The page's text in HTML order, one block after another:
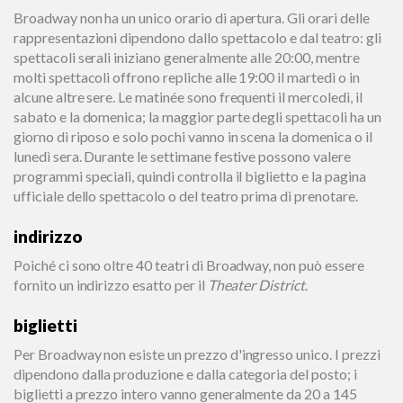
Broadway non ha un unico orario di apertura. Gli orari delle
rappresentazioni dipendono dallo spettacolo e dal teatro: gli
spettacoli serali iniziano generalmente alle 20:00, mentre
molti spettacoli offrono repliche alle 19:00 il martedì o in
alcune altre sere. Le matinée sono frequenti il mercoledì, il
sabato e la domenica; la maggior parte degli spettacoli ha un
giorno di riposo e solo pochi vanno in scena la domenica o il
lunedì sera. Durante le settimane festive possono valere
programmi speciali, quindi controlla il biglietto e la pagina
ufficiale dello spettacolo o del teatro prima di prenotare.
indirizzo
Poiché ci sono oltre 40 teatri di Broadway, non può essere
fornito un indirizzo esatto per il Theater District.
biglietti
Per Broadway non esiste un prezzo d'ingresso unico. I prezzi
dipendono dalla produzione e dalla categoria del posto; i
biglietti a prezzo intero vanno generalmente da 20 a 145